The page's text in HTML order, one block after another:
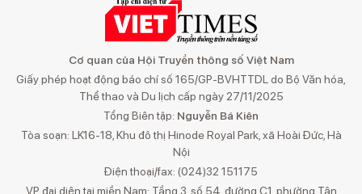
Cơ quan của Hội Truyền thông số Việt Nam
Giấy phép hoạt động báo chí số 165/GP-BVHTTDL do Bộ Văn hóa,
Thể thao và Du lịch cấp ngày 27/11/2025
Tổng Biên tập: Nguyễn Bá Kiên
Tòa soạn: LK16-18, Khu đô thị Hinode Royal Park, xã Hoài Đức, Hà
Nội
Điện thoại/fax: (024)32 151175
VP đại diện tại miền Nam: Tầng 3, số 54, đường C1, phường Tân